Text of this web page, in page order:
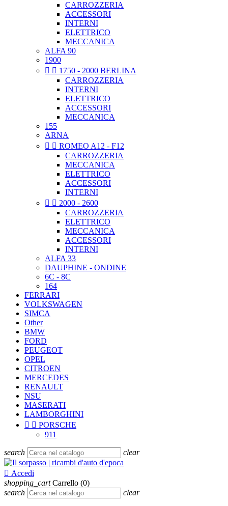
CARROZZERIA
ACCESSORI
INTERNI
ELETTRICO
MECCANICA
ALFA 90
1900
  1750 - 2000 BERLINA
CARROZZERIA
INTERNI
ELETTRICO
ACCESSORI
MECCANICA
155
ARNA
  ROMEO A12 - F12
CARROZZERIA
MECCANICA
ELETTRICO
ACCESSORI
INTERNI
  2000 - 2600
CARROZZERIA
ELETTRICO
MECCANICA
ACCESSORI
INTERNI
ALFA 33
DAUPHINE - ONDINE
6C - 8C
164
FERRARI
VOLKSWAGEN
SIMCA
Other
BMW
FORD
PEUGEOT
OPEL
CITROEN
MERCEDES
RENAULT
NSU
MASERATI
LAMBORGHINI
  PORSCHE
911
search clear
 Accedi
shopping_cart Carrello (0)
search
clear